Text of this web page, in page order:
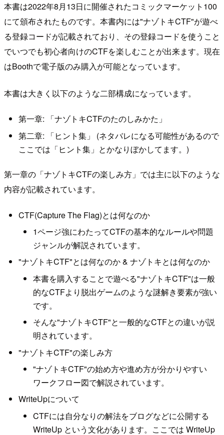
本書は2022年8月13日に開催されたコミックマーケット100
にて頒布されたものです。本書内には"ナゾトキCTF"が遊べ
る登録コードが記載されており、その登録コードを使うこと
でいつでも初心者向けのCTFを楽しむことが出来ます。現在
はBoothで電子版のみ購入が可能となっています。
本書は大きく以下のような二部構成になっています。
第一章: 「ナゾトキCTFのたのしみかた」
第二章: 「ヒント集」 (ネタバレになる可能性があるので
ここでは「ヒント集」とかなりぼかしてます。)
第一章の「ナゾトキCTFの楽しみ方」では主に以下のような
内容が記載されています。
CTF(Capture The Flag)とは何なのか
1ページ強にわたってCTFの基本的なルールや問題
ジャンルが解説されています。
"ナゾトキCTF"とは何なのか & ナゾトキとは何なのか
本書を購入することで遊べる"ナゾトキCTF"は一般
的なCTFより脱出ゲームのような謎解き要素が強い
です。
そんな"ナゾトキCTF"と一般的なCTFとの違いが説
明されています。
"ナゾトキCTF"の楽しみ方
"ナゾトキCTF"の始め方や進め方が分かりやすい
ワークフロー図で解説されています。
WriteUpについて
CTFには自分なりの解法をブログなどに公開する
WriteUp という文化があります。ここでは WriteUp